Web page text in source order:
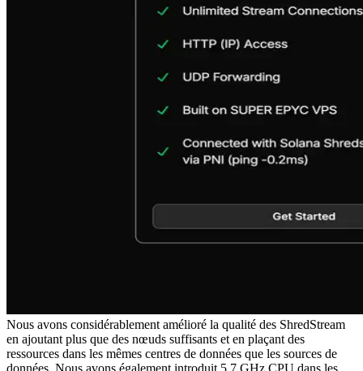
Nous avons considérablement amélioré la qualité des ShredStream
en ajoutant plus que des nœuds suffisants et en plaçant des
ressources dans les mêmes centres de données que les sources de